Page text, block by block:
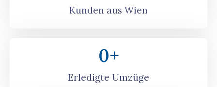
Kunden aus Wien
Erledigte Umzüge
0+